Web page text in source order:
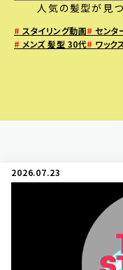
人気の髪型が見
# スタイリング動画# センタ
# メンズ 髪型 30代# ワック
2026.07.23